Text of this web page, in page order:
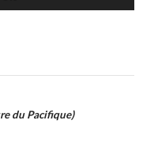
du Pacifique)